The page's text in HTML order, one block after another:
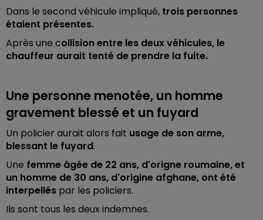
Dans le second véhicule impliqué, trois personnes
étaient présentes.
Après une collision entre les deux véhicules, le
chauffeur aurait tenté de prendre la fuite.
Une personne menotée, un homme
gravement blessé et un fuyard
Un policier aurait alors fait usage de son arme,
blessant le fuyard.
Une femme âgée de 22 ans, d'origne roumaine, et
un homme de 30 ans, d'origine afghane, ont été
interpellés par les policiers.
Ils sont tous les deux indemnes.